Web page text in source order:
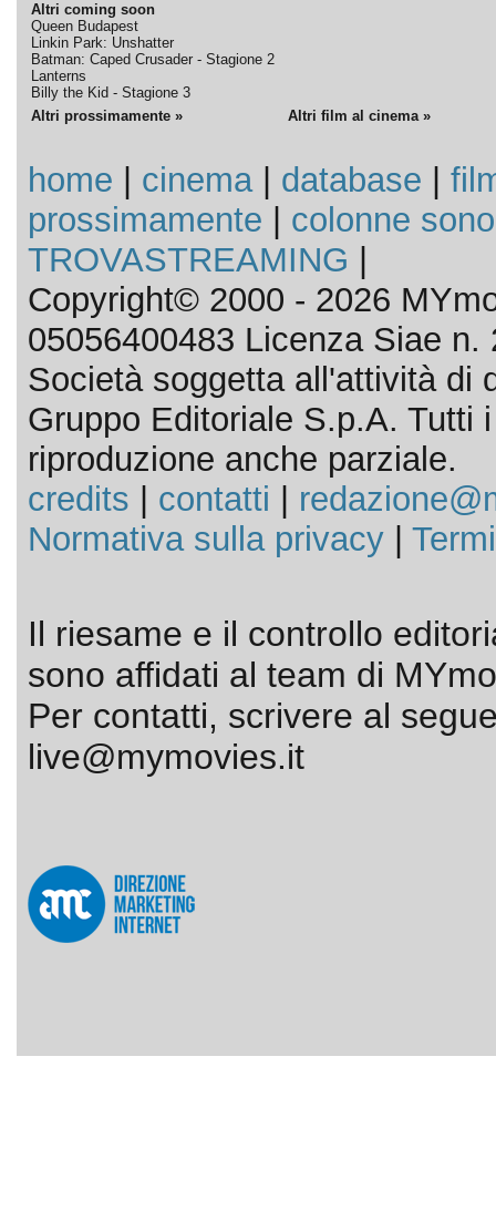
Altri coming soon
Queen Budapest
Linkin Park: Unshatter
Batman: Caped Crusader - Stagione 2
Lanterns
Billy the Kid - Stagione 3
Altri prossimamente » Altri film al cinema »
home cinema| database
prossimamente
colonne
TROVASTREAMING
Copyright© 2000 - 2026
05056400483 Licenza Siae n.
Società soggetta all'attività di
Gruppo Editoriale S.p.A. Tutti
riproduzione anche parziale.
credits
contatti
Normativa sulla privacy|
Il riesame e il controllo
sono affidati al team di
Per contatti, scrivere al
live@mymovies.it